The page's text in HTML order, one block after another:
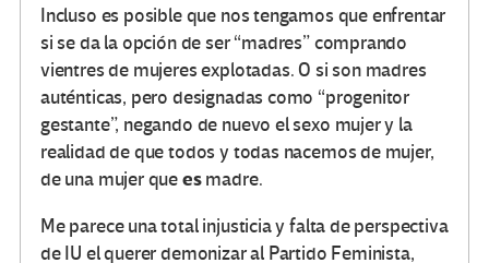
Incluso es posible que nos tengamos que enfrentar
si se da la opción de ser “madres” comprando
vientres de mujeres explotadas. O si son madres
auténticas, pero designadas como “progenitor
gestante”, negando de nuevo el sexo mujer y la
realidad de que todos y todas nacemos de mujer,
de una mujer queesmadre.
Me parece una total injusticia y falta de perspectiva
de IU el querer demonizar al Partido Feminista,